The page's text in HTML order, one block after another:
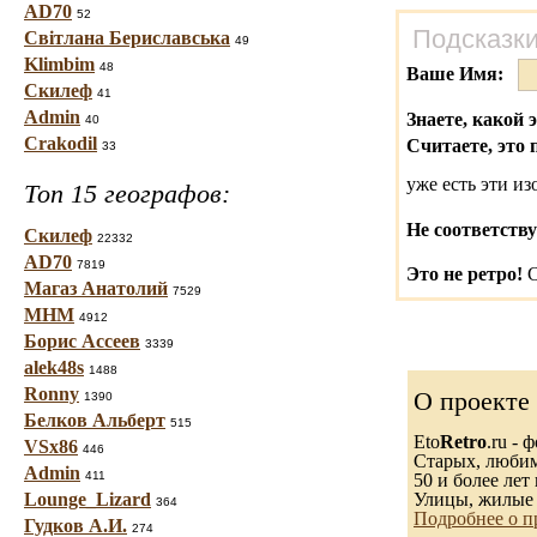
AD70 52
Світлана Бериславська 49
Klimbim 48
Скилеф 41
Admin 40
Crakodil 33
Топ 15 географов:
Скилеф 22332
AD70 7819
Магаз Анатолий 7529
МНМ 4912
Борис Ассеев 3339
alek48s 1488
Ronny 1390
Белков Альберт 515
VSx86 446
Admin 411
Lounge_Lizard 364
Гудков А.И. 274
Ваше Имя:
Знаете, какой
Считаете, это
уже есть эти
Не
Это не ретро!
О проекте
EtoRetro.ru -
Старых,
50 и более лет
Улицы, жилые
Подробнее о